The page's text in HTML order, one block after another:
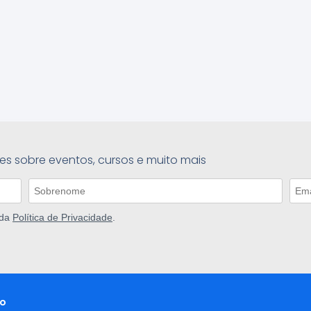
sobre eventos, cursos e muito mais
Política de Privacidade.